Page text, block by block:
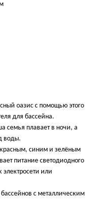
оазис с помощью этого
для бассейна.
семья плавает в ночи, а
воды.
синим и зелёным
питание светодиодного
или
с металлическим